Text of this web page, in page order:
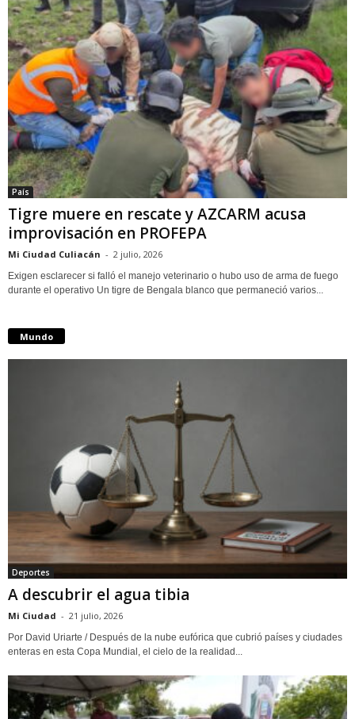
País
Tigre muere en rescate y AZCARM acusa
improvisación en PROFEPA
Mi Ciudad Culiacán - 2 julio, 2026
Exigen esclarecer si falló el manejo veterinario o hubo uso de arma de fuego
durante el operativo Un tigre de Bengala blanco que permaneció varios...
Mundo
Deportes
A descubrir el agua tibia
Mi Ciudad - 21 julio, 2026
Por David Uriarte / Después de la nube eufórica que cubrió países y ciudades
enteras en esta Copa Mundial, el cielo de la realidad...